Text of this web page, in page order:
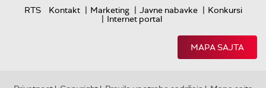
RTS
Kontakt | Marketing | Javne nabavke | Konkursi
| Internet portal
MAPA SAJTA